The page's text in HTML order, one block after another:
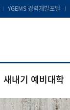
YGEMS 경력개발포털
새내기 예비대학
공지 및 자료실